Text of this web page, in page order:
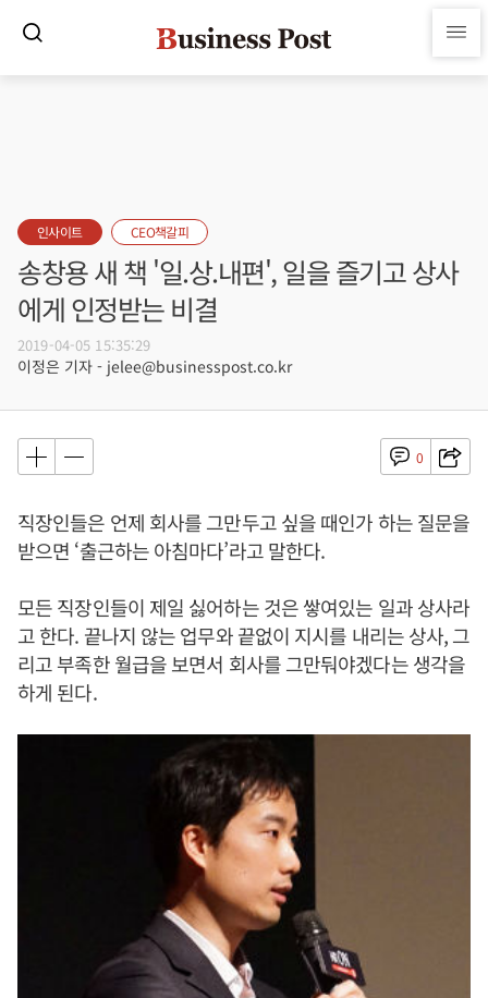
인사이트 CEO책갈피
송창용 새 책 '일.상.내편', 일을 즐기고 상사
에게 인정받는 비결
2019-04-05 15:35:29
이정은 기자 - jelee@businesspost.co.kr
0
직장인들은 언제 회사를 그만두고 싶을 때인가 하는 질문을
받으면 ‘출근하는 아침마다’라고 말한다.
모든 직장인들이 제일 싫어하는 것은 쌓여있는 일과 상사라
고 한다. 끝나지 않는 업무와 끝없이 지시를 내리는 상사, 그
리고 부족한 월급을 보면서 회사를 그만둬야겠다는 생각을
하게 된다.